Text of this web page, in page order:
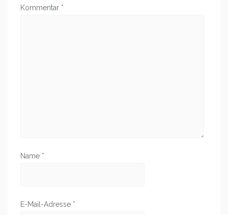
Kommentar *
Name *
E-Mail-Adresse *